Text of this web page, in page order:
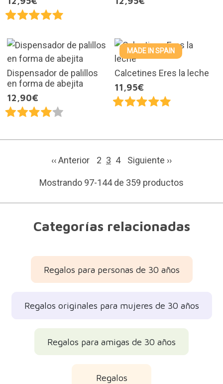
Dispensador de palillos
en forma de abejita
12,90€
MADE IN SPAIN
Calcetines Eres la leche
11,95€
‹‹ Anterior 2 3 4 Siguiente ››
Mostrando 97-144 de 359 productos
Categorías relacionadas
Regalos para personas de 30 años
Regalos originales para mujeres de 30 años
Regalos para amigas de 30 años
Regalos